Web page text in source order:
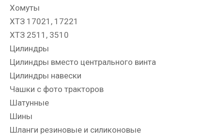
Хомуты
ХТЗ 17021, 17221
ХТЗ 2511, 3510
Цилиндры
Цилиндры вместо центрального винта
Цилиндры навески
Чашки с фото тракторов
Шатунные
Шины
Шланги резиновые и силиконовые